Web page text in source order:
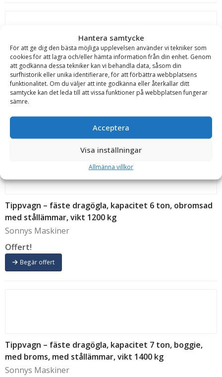
Hantera samtycke
För att ge dig den bästa möjliga upplevelsen använder vi tekniker som
cookies för att lagra och/eller hämta information från din enhet. Genom
att godkänna dessa tekniker kan vi behandla data, såsom din
surfhistorik eller unika identifierare, för att förbättra webbplatsens
funktionalitet. Om du väljer att inte godkänna eller återkallar ditt
samtycke kan det leda till att vissa funktioner på webbplatsen fungerar
sämre.
Acceptera
Visa inställningar
Allmänna villkor
Tippvagn – fäste dragögla, kapacitet 6 ton med broms
och med stållämmar, vikt 1200 kg
Sonnys Maskiner
Tippvagn – fäste dragögla, kapacitet 6 ton, obromsad
med stållämmar, vikt 1200 kg
Sonnys Maskiner
Offert!
Begär offert
Tippvagn – fäste dragögla, kapacitet 7 ton, boggie,
med broms, med stållämmar, vikt 1400 kg
Sonnys Maskiner